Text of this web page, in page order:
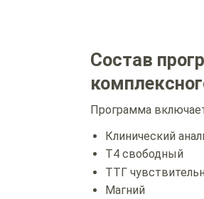
Состав
Программа
Клинический
Т4 свободный
ТТГ
Магний